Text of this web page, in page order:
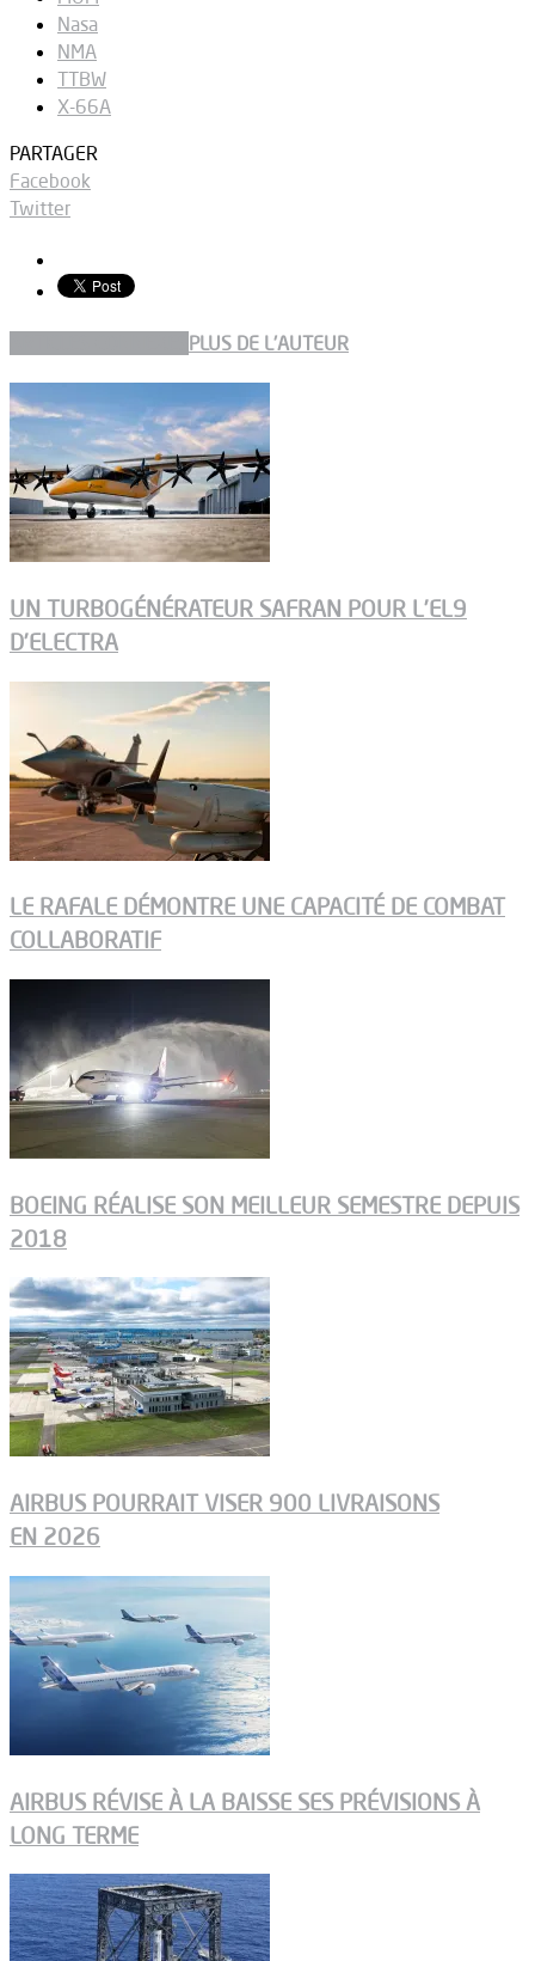
Nasa
NMA
TTBW
X-66A
PARTAGER
Facebook
Twitter
PLUS DE L'AUTEUR
UN TURBOGÉNÉRATEUR SAFRAN POUR L’EL9
D’ELECTRA
LE RAFALE DÉMONTRE UNE CAPACITÉ DE COMBAT
COLLABORATIF
BOEING RÉALISE SON MEILLEUR SEMESTRE DEPUIS
2018
AIRBUS POURRAIT VISER 900 LIVRAISONS
EN 2026
AIRBUS RÉVISE À LA BAISSE SES PRÉVISIONS À
LONG TERME